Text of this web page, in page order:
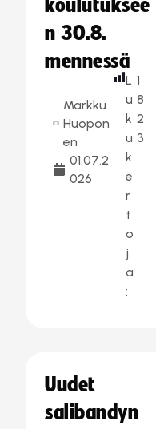
koulutuksee
n 30.8.
mennessä
Markku
Huopon
en
01.07.2
026
L
u
k
u
k
e
r
t
o
j
a
:
1
8
2
3
Uudet
salibandyn